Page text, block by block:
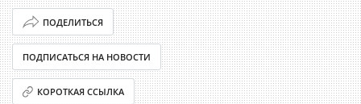
ПОДЕЛИТЬСЯ
ПОДПИСАТЬСЯ НА НОВОСТИ
КОРОТКАЯ ССЫЛКА